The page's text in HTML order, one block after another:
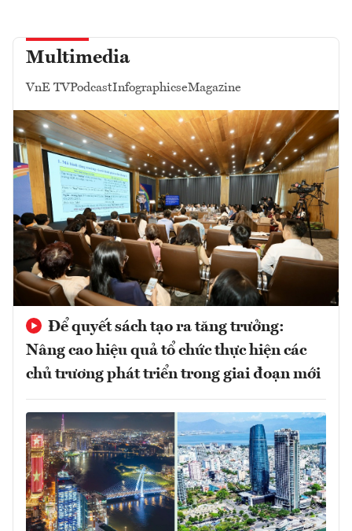
Multimedia
VnE TVPodcastInfographicseMagazine
Để quyết sách tạo ra tăng trưởng:
Nâng cao hiệu quả tổ chức thực hiện các
chủ trương phát triển trong giai đoạn mới